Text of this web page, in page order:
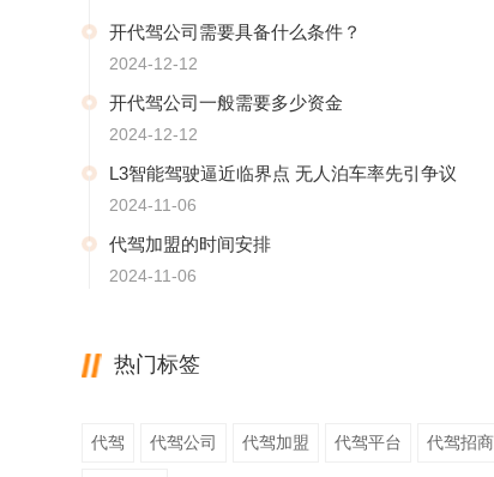
开代驾公司需要具备什么条件？
2024-12-12
开代驾公司一般需要多少资金
2024-12-12
L3智能驾驶逼近临界点 无人泊车率先引争议
2024-11-06
代驾加盟的时间安排
2024-11-06
热门标签
代驾 代驾公司 代驾加盟 代驾平台 代驾招商